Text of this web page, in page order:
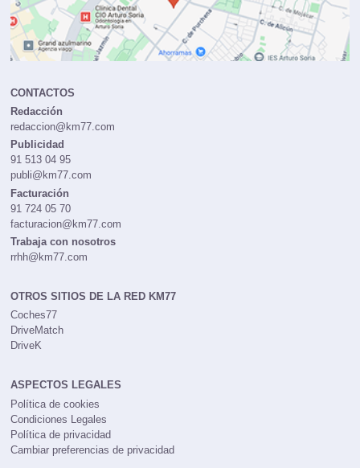
CONTACTOS
Redacción
redaccion@km77.com
Publicidad
91 513 04 95
publi@km77.com
Facturación
91 724 05 70
facturacion@km77.com
Trabaja con nosotros
rrhh@km77.com
OTROS SITIOS DE LA RED KM77
Coches77
DriveMatch
DriveK
ASPECTOS LEGALES
Política de cookies
Condiciones Legales
Política de privacidad
Cambiar preferencias de privacidad